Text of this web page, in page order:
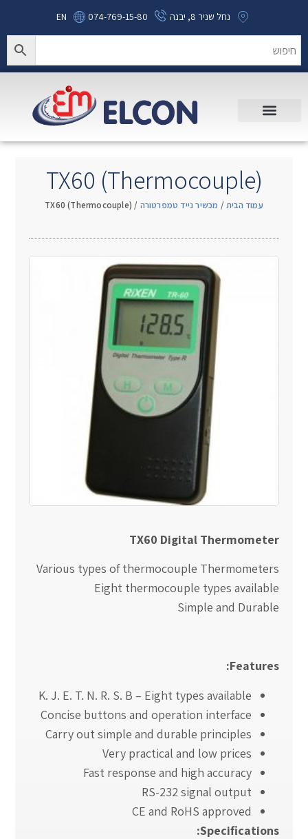
נחל שניר 8, יבנה 074-769-15-80
EN
TX60 (Thermocouple)
עמוד הבית/ מכשיר נייד טמפרטורה / TX60 (Thermocouple)
TX60 Digital Thermometer
Various types of thermocouple Thermometers
Eight thermocouple types available
Simple and Durable
Features:
K. J. E. T. N. R. S. B – Eight types available
Concise buttons and operation interface
Carry out simple and durable principles
Very practical and low prices
Fast response and high accuracy
RS-232 signal output
CE and RoHS approved
Specifications: